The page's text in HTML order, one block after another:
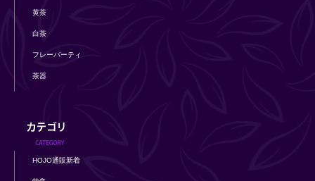
黄茶
白茶
フレーバーティ
茶器
HOJO通販新着